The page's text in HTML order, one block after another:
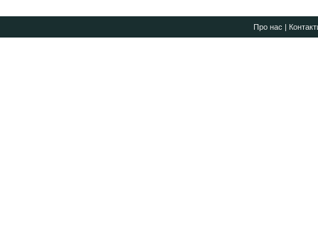
Про нас |